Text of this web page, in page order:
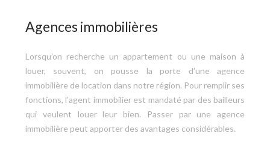
Agences immobilières
Lorsqu’on recherche un appartement ou une maison à
louer, souvent, on pousse la porte d’une agence
immobilière de location dans notre région. Pour remplir ses
fonctions, l’agent immobilier est mandaté par des bailleurs
qui veulent louer leur bien. Passer par une agence
immobilière peut apporter des avantages considérables.